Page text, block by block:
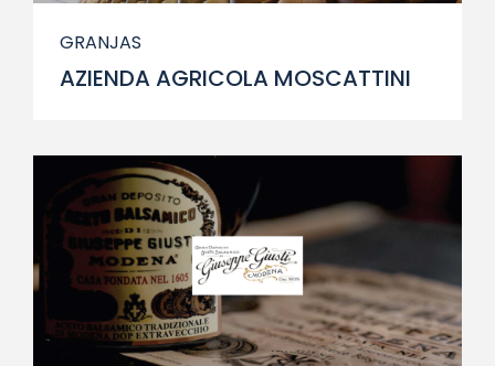
GRANJAS
AZIENDA AGRICOLA MOSCATTINI